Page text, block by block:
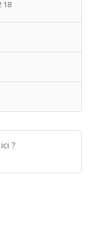
18
?